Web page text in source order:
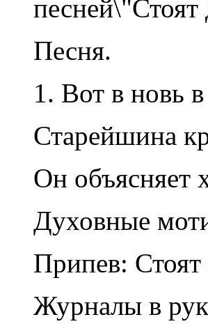
песней\"Стоят
Песня.
1. Вот в новь
Старейшина
Он объясняет
Духовные
Припев: Стоят
Журналы в